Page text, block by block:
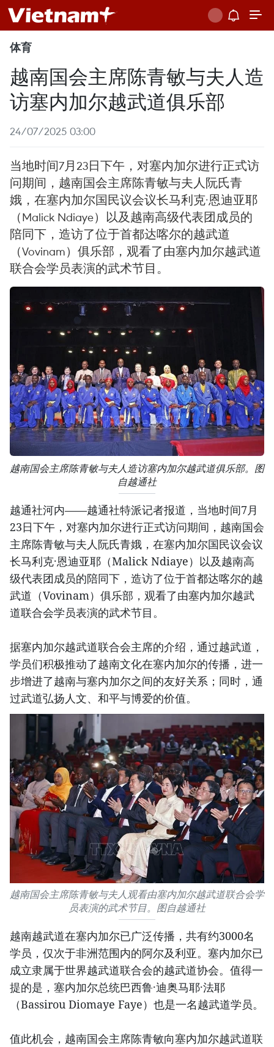
体育
越南国会主席陈青敏与夫人造
访塞内加尔越武道俱乐部
24/07/2025 03:00
当地时间7月23日下午，对塞内加尔进行正式访
问期间，越南国会主席陈青敏与夫人阮氏青
娥，在塞内加尔国民议会议长马利克·恩迪亚耶
（Malick Ndiaye）以及越南高级代表团成员的
陪同下，造访了位于首都达喀尔的越武道
（Vovinam）俱乐部，观看了由塞内加尔越武道
联合会学员表演的武术节目。
越南国会主席陈青敏与夫人造访塞内加尔越武道俱乐部。图
自越通社
越通社河内——越通社特派记者报道，当地时间7月
23日下午，对塞内加尔进行正式访问期间，越南国会
主席陈青敏与夫人阮氏青娥，在塞内加尔国民议会议
长马利克·恩迪亚耶（Malick Ndiaye）以及越南高
级代表团成员的陪同下，造访了位于首都达喀尔的越
武道（Vovinam）俱乐部，观看了由塞内加尔越武
道联合会学员表演的武术节目。
据塞内加尔越武道联合会主席的介绍，通过越武道，
学员们积极推动了越南文化在塞内加尔的传播，进一
步增进了越南与塞内加尔之间的友好关系；同时，通
过武道弘扬人文、和平与博爱的价值。
越南国会主席陈青敏与夫人观看由塞内加尔越武道联合会学
员表演的武术节目。图自越通社
越南越武道在塞内加尔已广泛传播，共有约3000名
学员，仅次于非洲范围内的阿尔及利亚。塞内加尔已
成立隶属于世界越武道联合会的越武道协会。值得一
提的是，塞内加尔总统巴西鲁·迪奥马耶·法耶
（Bassirou Diomaye Faye）也是一名越武道学员。
值此机会，越南国会主席陈青敏向塞内加尔越武道联